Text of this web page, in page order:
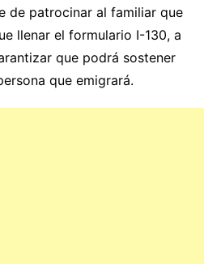
de patrocinar al familiar que
llenar el formulario I-130, a
que podrá sostener
que emigrará.